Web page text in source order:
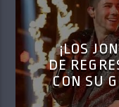
¡LOS
DE
CON SU